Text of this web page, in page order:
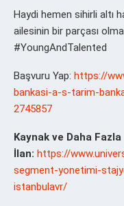
Haydi hemen sihirli altı
ailesinin bir parçası
#YoungAndTalented
Başvuru Yap: https://
bankasi-a-s-tarim-
2745857
Kaynak ve Daha Fazla
İlan: https://
segment-yonetimi-
istanbulavr/